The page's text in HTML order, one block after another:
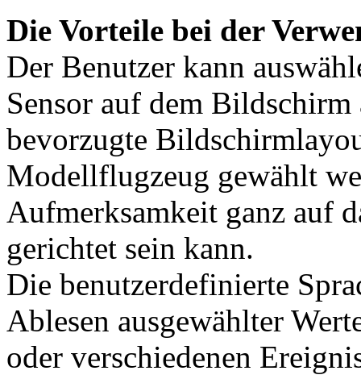
Die Vorteile bei der
Der Benutzer kann
Sensor auf dem
bevorzugte
Modellflugzeug gewählt
Aufmerksamkeit ganz auf
gerichtet sein kann.
Die benutzerdefinierte
Ablesen ausgewählter
oder verschiedenen